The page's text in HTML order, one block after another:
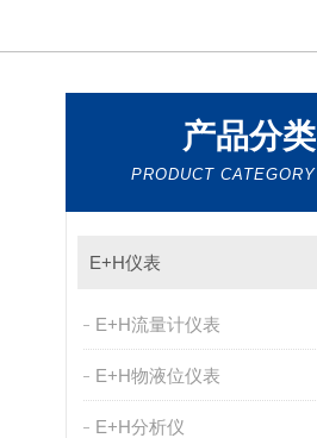
产品分类
PRODUCT CATEGORY
E+H仪表
E+H流量计仪表
E+H物液位仪表
E+H分析仪